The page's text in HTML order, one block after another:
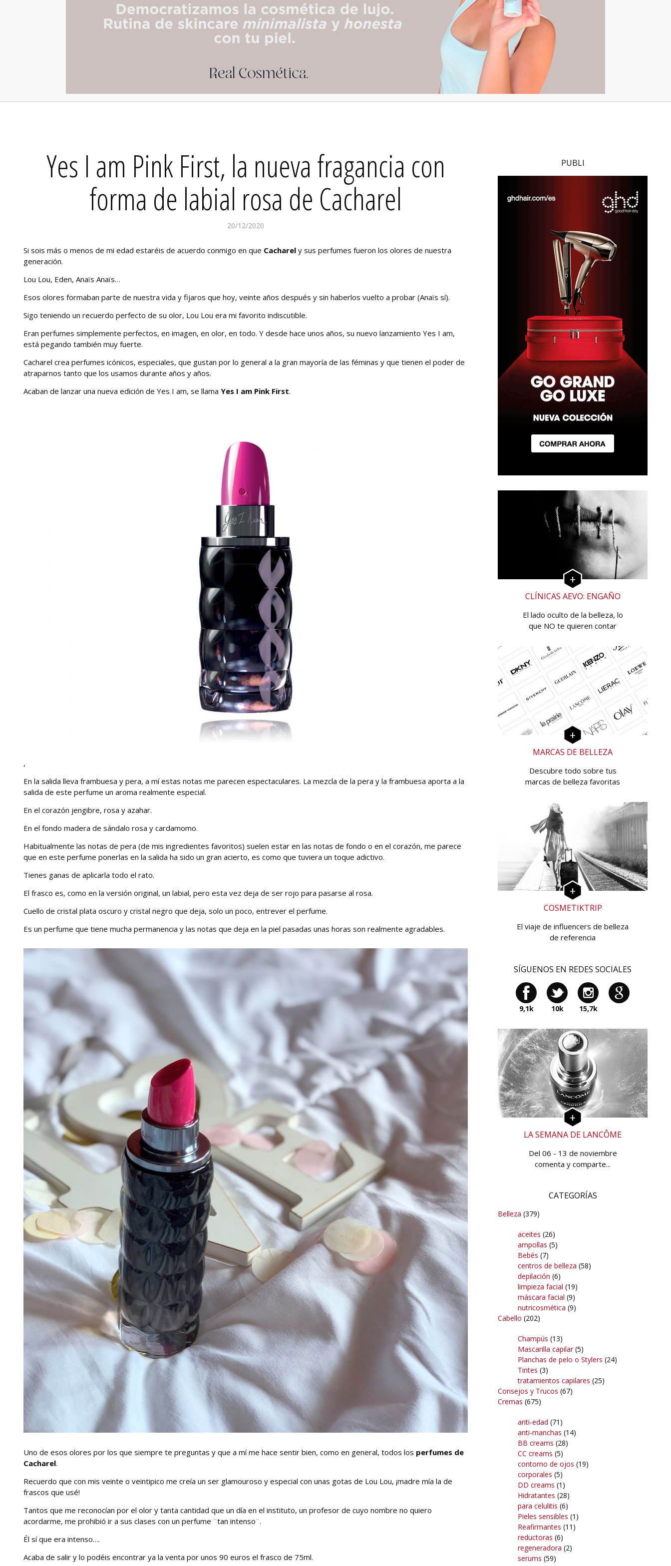
Yes I am Pink First, la nueva fragancia con
forma de labial rosa de Cacharel
20/12/2020
Si sois más o menos de mi edad estaréis de acuerdo conmigo en que Cacharel y sus perfumes fueron los olores de nuestra
generación.
Lou Lou, Eden, Anaïs Anaïs…
Esos olores formaban parte de nuestra vida y fijaros que hoy, veinte años después y sin haberlos vuelto a probar (Anaïs sí).
Sigo teniendo un recuerdo perfecto de su olor, Lou Lou era mi favorito indiscutible.
Eran perfumes simplemente perfectos, en imagen, en olor, en todo. Y desde hace unos años, su nuevo lanzamiento Yes I am,
está pegando también muy fuerte.
Cacharel crea perfumes icónicos, especiales, que gustan por lo general a la gran mayoría de las féminas y que tienen el poder de
atraparnos tanto que los usamos durante años y años.
Acaban de lanzar una nueva edición de Yes I am, se llama Yes I am Pink First.
,
En la salida lleva frambuesa y pera, a mí estas notas me parecen espectaculares. La mezcla de la pera y la frambuesa aporta a la
salida de este perfume un aroma realmente especial.
En el corazón jengibre, rosa y azahar.
En el fondo madera de sándalo rosa y cardamomo.
Habitualmente las notas de pera (de mis ingredientes favoritos) suelen estar en las notas de fondo o en el corazón, me parece
que en este perfume ponerlas en la salida ha sido un gran acierto, es como que tuviera un toque adictivo.
Tienes ganas de aplicarla todo el rato.
El frasco es, como en la versión original, un labial, pero esta vez deja de ser rojo para pasarse al rosa.
Cuello de cristal plata oscuro y cristal negro que deja, solo un poco, entrever el perfume.
Es un perfume que tiene mucha permanencia y las notas que deja en la piel pasadas unas horas son realmente agradables.
Uno de esos olores por los que siempre te preguntas y que a mí me hace sentir bien, como en general, todos los perfumes de
Cacharel.
Recuerdo que con mis veinte o veintipico me creía un ser glamouroso y especial con unas gotas de Lou Lou, ¡madre mía la de
frascos que usé!
Tantos que me reconocían por el olor y tanta cantidad que un día en el instituto, un profesor de cuyo nombre no quiero
acordarme, me prohibió ir a sus clases con un perfume ¨tan intenso¨.
Él sí que era intenso….
Acaba de salir y lo podéis encontrar ya la venta por unos 90 euros el frasco de 75ml.
PUBLI
CLÍNICAS AEVO: ENGAÑO
El lado oculto de la belleza, lo
que NO te quieren contar
MARCAS DE BELLEZA
Descubre todo sobre tus
marcas de belleza favoritas
COSMETIKTRIP
El viaje de influencers de belleza
de referencia
SÍGUENOS EN REDES SOCIALES
9,1k 10k 15,7k
LA SEMANA DE LANCÔME
Del 06 - 13 de noviembre
comenta y comparte...
CATEGORÍAS
Belleza (379)
aceites (26)
ampollas (5)
Bebés (7)
centros de belleza (58)
depilación (6)
limpieza facial (19)
máscara facial (9)
nutricosmética (9)
Cabello (202)
Champús (13)
Mascarilla capilar(5)
Planchas de pelo o Stylers (24)
Tintes (3)
tratamientos capilares (25)
Consejos y Trucos (67)
Cremas (675)
anti-edad (71)
anti-manchas (14)
BB creams (28)
CC creams (5)
contorno de ojos (19)
corporales (5)
DD creams (1)
Hidratantes (28)
para celulitis (6)
Pieles sensibles (1)
Reafirmantes (11)
reductoras (6)
regeneradora (2)
serums (59)